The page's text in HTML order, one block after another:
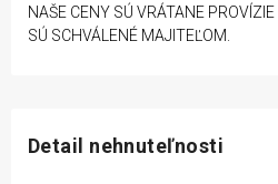
NAŠE CENY SÚ VRÁTANE
SÚ SCHVÁLENÉ MAJITEĽOM.
Detail nehnuteľnosti